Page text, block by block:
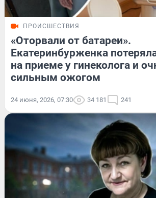
ПРОИСШЕСТВИЯ
«Оторвали от батареи».
Екатеринбурженка
на приеме у гинеколога и
сильным ожогом
24 июня, 2026, 07:30 34 181 241